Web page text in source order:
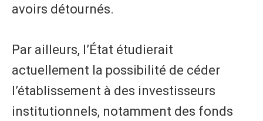
avoirs détournés.
Par ailleurs, l’État étudierait
actuellement la possibilité de céder
l’établissement à des investisseurs
institutionnels, notamment des fonds